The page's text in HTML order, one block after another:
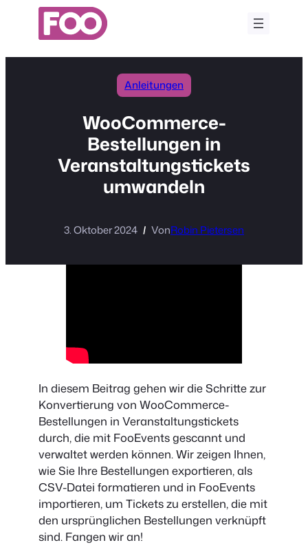
springen
Anleitungen
WooCommerce-
Bestellungen in
Veranstaltungstickets
umwandeln
3. Oktober 2024 VonRobin Pietersen
In diesem Beitrag gehen wir die Schritte zur
Konvertierung von WooCommerce-
Bestellungen in Veranstaltungstickets
durch, die mit FooEvents gescannt und
verwaltet werden können. Wir zeigen Ihnen,
wie Sie Ihre Bestellungen exportieren, als
CSV-Datei formatieren und in FooEvents
importieren, um Tickets zu erstellen, die mit
den ursprünglichen Bestellungen verknüpft
sind. Fangen wir an!